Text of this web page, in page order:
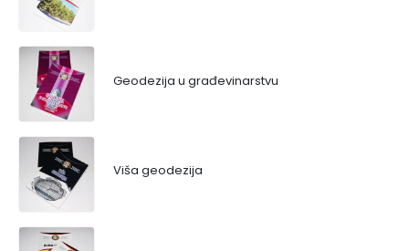
Geodezija u građevinarstvu
Viša geodezija